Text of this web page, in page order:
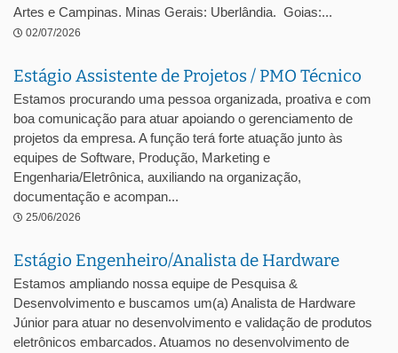
Artes e Campinas. Minas Gerais: Uberlândia. Goias:...
02/07/2026
Estágio Assistente de Projetos / PMO Técnico
Estamos procurando uma pessoa organizada, proativa e com
boa comunicação para atuar apoiando o gerenciamento de
projetos da empresa. A função terá forte atuação junto às
equipes de Software, Produção, Marketing e
Engenharia/Eletrônica, auxiliando na organização,
documentação e acompan...
25/06/2026
Estágio Engenheiro/Analista de Hardware
Estamos ampliando nossa equipe de Pesquisa &
Desenvolvimento e buscamos um(a) Analista de Hardware
Júnior para atuar no desenvolvimento e validação de produtos
eletrônicos embarcados. Atuamos no desenvolvimento de